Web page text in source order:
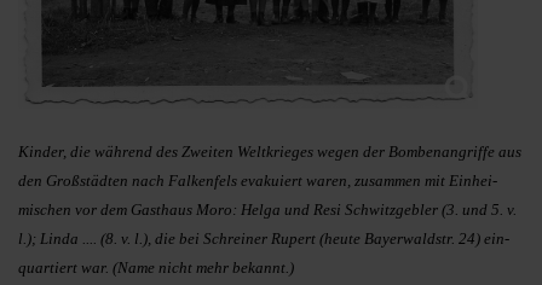
Kinder, die während des Zweiten Weltkrieges we­gen der Bom­benangriffe aus
den Großstädten nach Fal­kenfels evakuiert waren, zusammen mit Einhei­
mischen vor dem Gast­haus Moro: Helga und Resi Schwitz­geb­ler (3. und 5. v.
l.); Linda .... (8. v. l.), die bei Schreiner Ru­pert (heute Bayer­waldstr. 24) ein­
quartiert war. (Name nicht mehr bekannt.)